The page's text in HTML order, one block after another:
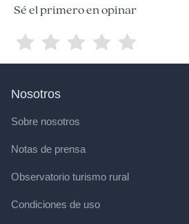
Sé el primero en opinar
Nosotros
Sobre nosotros
Notas de prensa
Observatorio turismo rural
Condiciones de uso